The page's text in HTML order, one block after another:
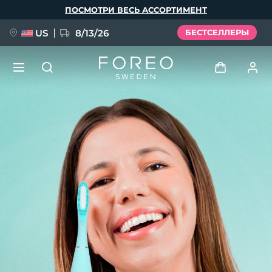
ПОСМОТРИ ВЕСЬ АССОРТИМЕНТ
US 8/13/26 БЕСТСЕЛЛЕРЫ
Профиль пользователя
Мои приборы
Мои заказы
Мои адреса
Мои подписки
FAQ™ Pure Beauty-Tech Elixir
BREAKING NEWS
issa™ Teeth Whitening Set
Deutsch
Español
Français
Italiano
Português
Svenska
Русский
简体中文 繁體中文